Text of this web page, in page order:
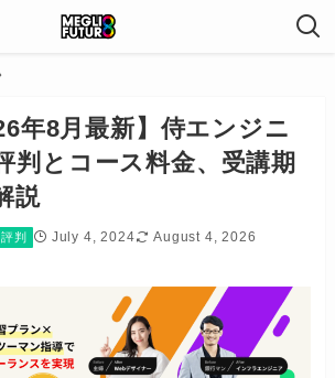
年8月最新】侍エンジニ
判とコース料金、受講期
説
判 July 4, 2024 August 4, 2026